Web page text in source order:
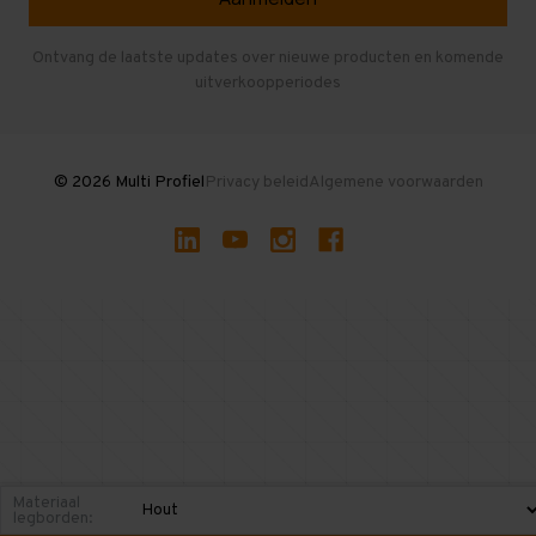
Gebruikte entresolvloeren
Ontvang de laatste updates over nieuwe producten en komende
uitverkoopperiodes
© 2026 Multi ProfielPrivacy beleidAlgemene voorwaarden
Materiaal
legborden: